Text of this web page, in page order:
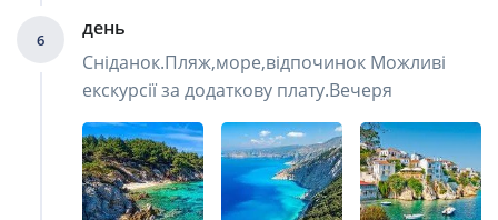
6
день
Сніданок.Пляж,море,відпочинок Можливі
екскурсії за додаткову плату.Вечеря